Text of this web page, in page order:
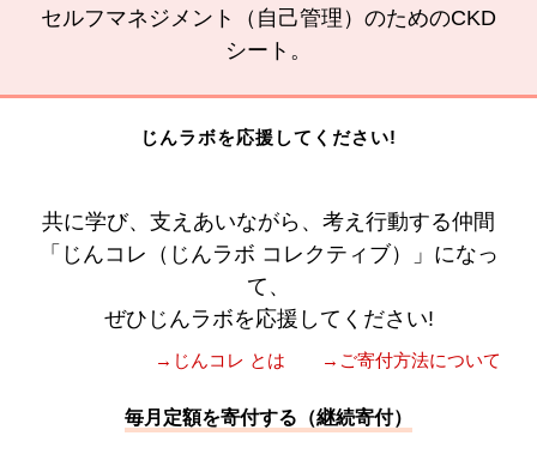
セルフマネジメント（自己管理）のためのCKD
シート。
じんラボを応援してください!
共に学び、支えあいながら、考え行動する仲間
「じんコレ（じんラボ コレクティブ）」になっ
て、
ぜひじんラボを応援してください!
→じんコレ とは →ご寄付方法について
毎月定額を寄付する（継続寄付）